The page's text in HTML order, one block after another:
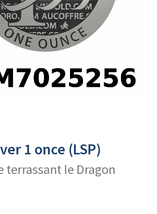
1 once (LSP)
terrassant le Dragon